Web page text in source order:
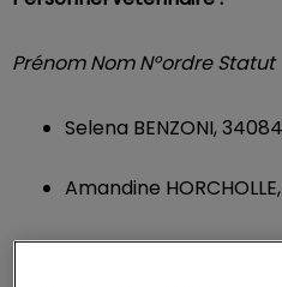
Prénom Nom N°ordre Statut
Selena BENZONI,
Amandine
Mathieu MELLIN,13594,